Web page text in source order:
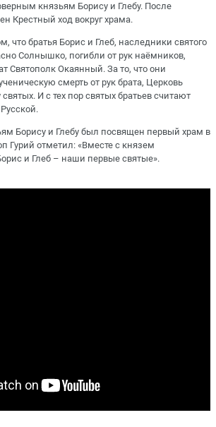
князьям Борису и Глебу. После
Крестный ход вокруг храма.
что братья Борис и Глеб, наследники святого
Солнышко, погибли от рук наёмников,
Святополк Окаянный. За то, что они
смерть от рук брата, Церковь
И с тех пор святых братьев считают
Борису и Глебу был посвящен первый храм в
Гурий отметил: «Вместе с князем
и Глеб – наши первые святые».